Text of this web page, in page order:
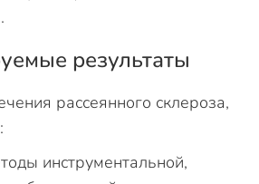
результаты
рассеянного склероза,
инструментальной,